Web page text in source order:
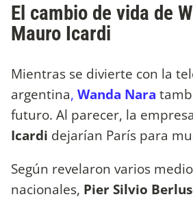
El cambio de vida de
Mauro Icardi
Mientras se divierte con la
argentina, Wanda Nara
futuro. Al parecer, la
Icardi dejarían París para
Según revelaron varios
nacionales, Pier Silvio